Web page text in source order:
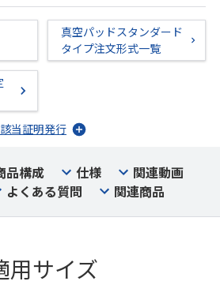
真空パッドスタンダード
タイプ注文形式一覧
当証明発行
品構成 仕様
関連動画
よくある質問 関連商品
用サイズ